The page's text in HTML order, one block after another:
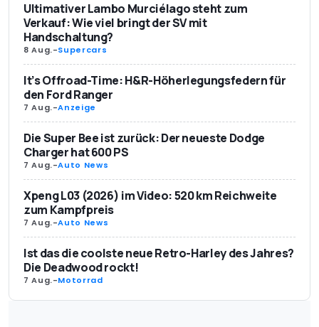
Ultimativer Lambo Murciélago steht zum
Verkauf: Wie viel bringt der SV mit
Handschaltung?
8 Aug.-Supercars
It’s Offroad-Time: H&R-Höherlegungsfedern für
den Ford Ranger
7 Aug.-Anzeige
Die Super Bee ist zurück: Der neueste Dodge
Charger hat 600 PS
7 Aug.-Auto News
Xpeng L03 (2026) im Video: 520 km Reichweite
zum Kampfpreis
7 Aug.-Auto News
Ist das die coolste neue Retro-Harley des Jahres?
Die Deadwood rockt!
7 Aug.-Motorrad